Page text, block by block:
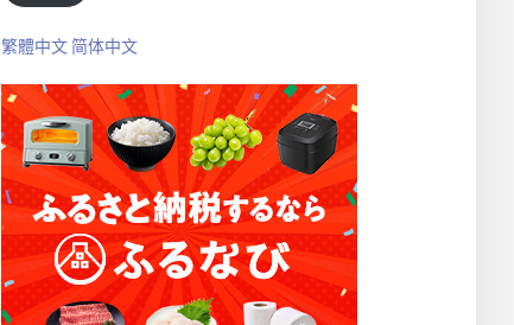
繁體中文 简体中文